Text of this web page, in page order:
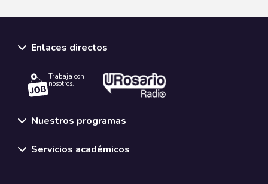
Enlaces directos
Trabaja con
nosotros.
Nuestros programas
Servicios académicos